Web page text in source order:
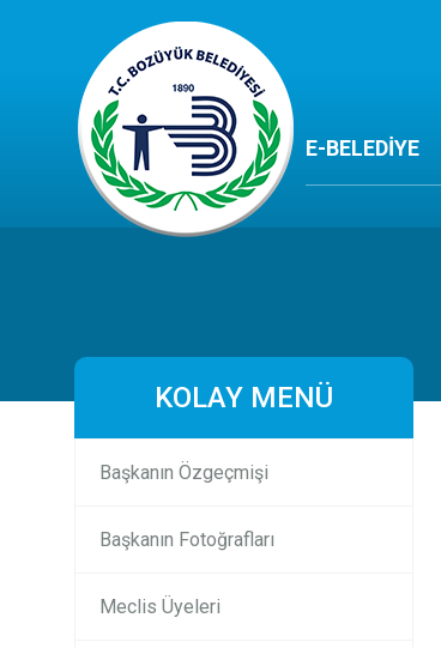
E-BELEDİYE
KOLAY MENÜ
Başkanın Özgeçmişi
Başkanın Fotoğrafları
Meclis Üyeleri